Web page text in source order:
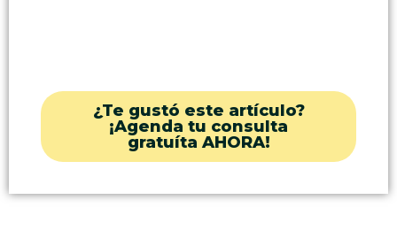
¿Te gustó este artículo?
¡Agenda tu consulta
gratuíta AHORA!